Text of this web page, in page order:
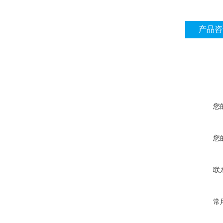
产品
您
您
联
常